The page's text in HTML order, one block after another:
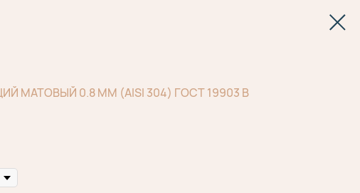
МАТОВЫЙ 0.8 ММ (AISI 304) ГОСТ 19903 В